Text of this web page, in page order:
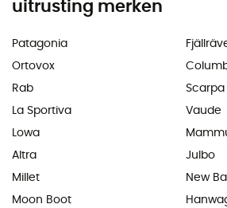
uitrusting merken
Patagonia
Ortovox
Rab
La Sportiva
Lowa
Altra
Millet
Moon Boot
Scarpa
Vaude
Julbo
New